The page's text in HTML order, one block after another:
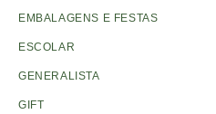
EMBALAGENS E FESTAS
ESCOLAR
GENERALISTA
GIFT